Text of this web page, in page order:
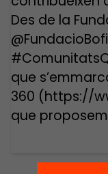
Des de la
que
360 (https://
que